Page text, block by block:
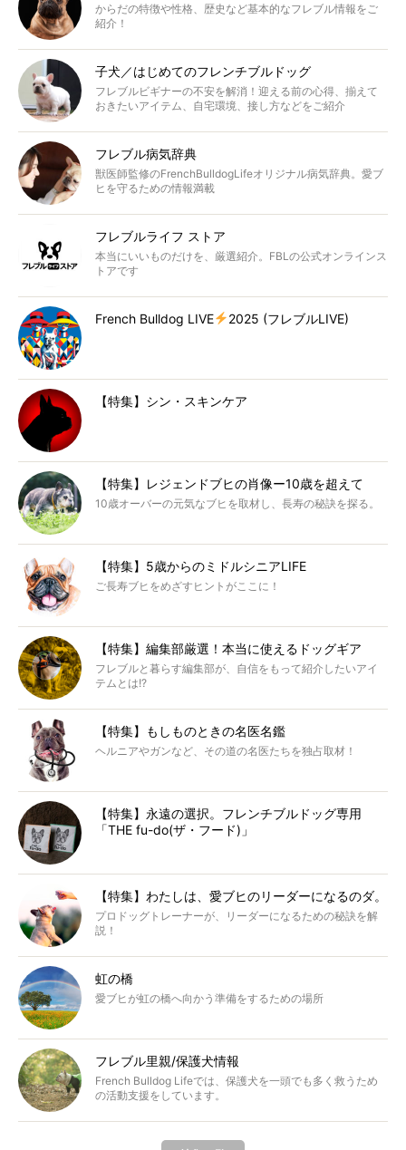
からだの特徴や性格、歴史など基本的なフレブル情報をご
紹介！
子犬／はじめてのフレンチブルドッグ
フレブルビギナーの不安を解消！迎える前の心得、揃えて
おきたいアイテム、自宅環境、接し方などをご紹介
フレブル病気辞典
獣医師監修のFrenchBulldogLifeオリジナル病気辞典。愛ブ
ヒを守るための情報満載
フレブルライフ ストア
本当にいいものだけを、厳選紹介。FBLの公式オンラインス
トアです
French Bulldog LIVE 2025 (フレブルLIVE)
【特集】シン・スキンケア
【特集】レジェンドブヒの肖像ー10歳を超えて
10歳オーバーの元気なブヒを取材し、長寿の秘訣を探る。
【特集】5歳からのミドルシニアLIFE
ご長寿ブヒをめざすヒントがここに！
【特集】編集部厳選！本当に使えるドッグギア
フレブルと暮らす編集部が、自信をもって紹介したいアイ
テムとは!?
【特集】もしものときの名医名鑑
ヘルニアやガンなど、その道の名医たちを独占取材！
【特集】永遠の選択。フレンチブルドッグ専用
「THE fu-do(ザ・フード)」
【特集】わたしは、愛ブヒのリーダーになるのダ。
プロドッグトレーナーが、リーダーになるための秘訣を解
説！
虹の橋
愛ブヒが虹の橋へ向かう準備をするための場所
フレブル里親/保護犬情報
French Bulldog Lifeでは、保護犬を一頭でも多く救うため
の活動支援をしています。